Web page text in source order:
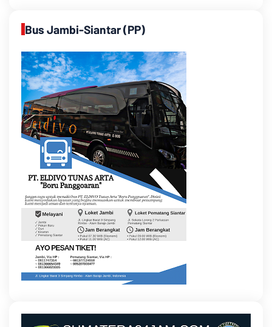
Bus Jambi-Siantar (PP)